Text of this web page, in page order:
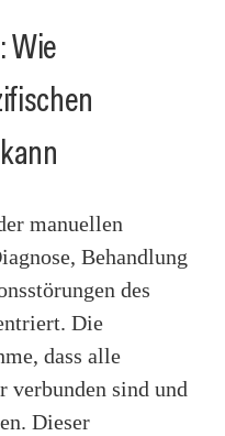
Wie
manuellen
Behandlung
des
Die
dass alle
verbunden sind und
Dieser